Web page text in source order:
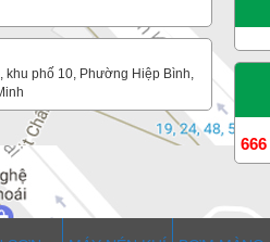
khu phố 10, Phường Hiệp Bình,